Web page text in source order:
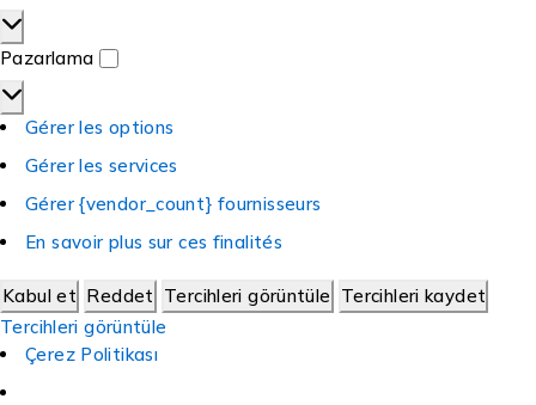
Pazarlama
Gérer les options
Gérer les services
Gérer {vendor_count} fournisseurs
En savoir plus sur ces finalités
Kabul et Reddet Tercihleri görüntüle Tercihleri kaydet
Tercihleri görüntüle
Çerez Politikası